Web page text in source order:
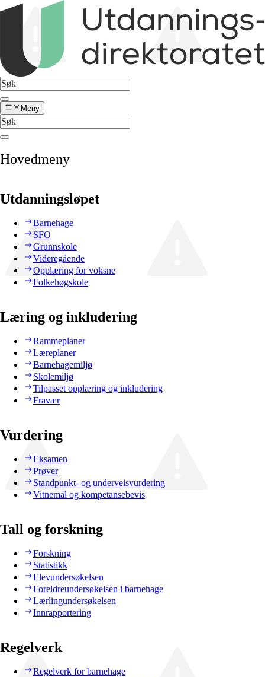
Meny
Hovedmeny
Utdanningsløpet
Barnehage
SFO
Grunnskole
Videregående
Opplæring for voksne
Folkehøgskole
Læring og inkludering
Rammeplaner
Læreplaner
Barnehagemiljø
Skolemiljø
Tilpasset opplæring og inkludering
Fravær
Vurdering
Eksamen
Prøver
Standpunkt- og underveisvurdering
Vitnemål og kompetansebevis
Tall og forskning
Forskning
Statistikk
Elevundersøkelsen
Foreldreundersøkelsen i barnehage
Lærlingundersøkelsen
Innrapportering
Regelverk
Regelverk for barnehage